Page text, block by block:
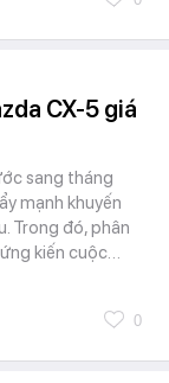
CX-5 giá
sang tháng
mạnh khuyến
Trong đó, phân
kiến cuộc…
0